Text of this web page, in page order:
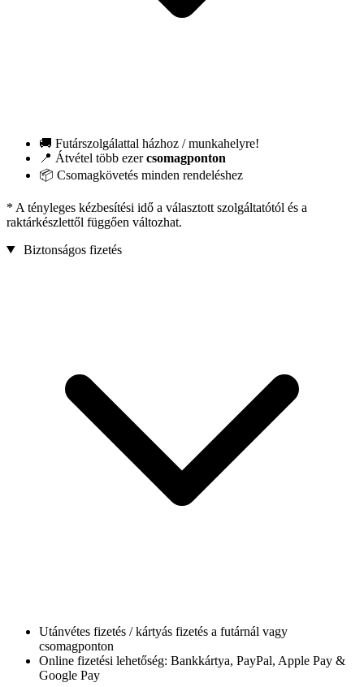
🚚 Futárszolgálattal házhoz / munkahelyre!
📍 Átvétel több ezercsomagponton
📦 Csomagkövetés minden rendeléshez
* A tényleges kézbesítési idő a választott szolgáltatótól és a
raktárkészlettől függően változhat.
Biztonságos fizetés
Utánvétes fizetés / kártyás fizetés a futárnál vagy
csomagponton
Online fizetési lehetőség: Bankkártya, PayPal, Apple Pay &
Google Pay